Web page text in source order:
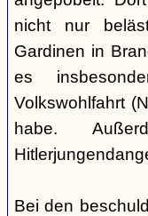
nicht nur
Gardinen in
es
Volkswohlfahrt
habe.
Bei den